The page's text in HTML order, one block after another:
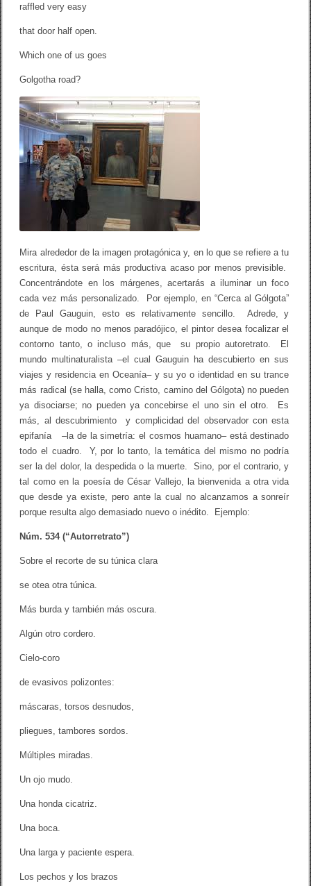
raffled very easy
that door half open.
Which one of us goes
Golgotha ​​road?
Mira alrededor de la imagen protagónica y, en lo que se refiere a tu
escritura, ésta será más productiva acaso por menos previsible.
Concentrándote en los márgenes, acertarás a iluminar un foco
cada vez más personalizado. Por ejemplo, en “Cerca al Gólgota”
de Paul Gauguin, esto es relativamente sencillo. Adrede, y
aunque de modo no menos paradójico, el pintor desea focalizar el
contorno tanto, o incluso más, que su propio autoretrato. El
mundo multinaturalista –el cual Gauguin ha descubierto en sus
viajes y residencia en Oceanía– y su yo o identidad en su trance
más radical (se halla, como Cristo, camino del Gólgota) no pueden
ya disociarse; no pueden ya concebirse el uno sin el otro. Es
más, al descubrimiento y complicidad del observador con esta
epifanía –la de la simetría: el cosmos huamano– está destinado
todo el cuadro. Y, por lo tanto, la temática del mismo no podría
ser la del dolor, la despedida o la muerte. Sino, por el contrario, y
tal como en la poesía de César Vallejo, la bienvenida a otra vida
que desde ya existe, pero ante la cual no alcanzamos a sonreír
porque resulta algo demasiado nuevo o inédito. Ejemplo:
Núm. 534 (“Autorretrato”)
Sobre el recorte de su túnica clara
se otea otra túnica.
Más burda y también más oscura.
Algún otro cordero.
Cielo-coro
de evasivos polizontes:
máscaras, torsos desnudos,
pliegues, tambores sordos.
Múltiples miradas.
Un ojo mudo.
Una honda cicatriz.
Una boca.
Una larga y paciente espera.
Los pechos y los brazos